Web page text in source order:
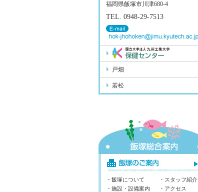
福岡県飯塚市川津680-4
TEL. 0948-29-7513
戸畑
若松
・飯塚について
・スタッフ紹介
・施設・設備案内
・アクセス